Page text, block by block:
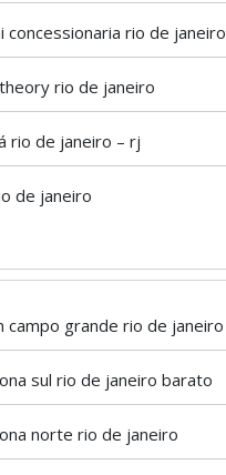
concessionaria rio de janeiro
rio de janeiro
rio de janeiro – rj
de janeiro
campo grande rio de janeiro
sul rio de janeiro barato
norte rio de janeiro